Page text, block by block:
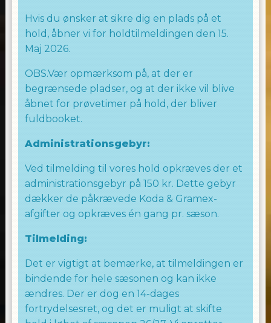
Hvis du ønsker at sikre dig en plads på et
hold, åbner vi for holdtilmeldingen den 15.
Maj 2026.
OBS.Vær opmærksom på, at der er
begrænsede pladser, og at der ikke vil blive
åbnet for prøvetimer på hold, der bliver
fuldbooket.
Administrationsgebyr:
Ved tilmelding til vores hold opkræves der et
administrationsgebyr på 150 kr. Dette gebyr
dækker de påkrævede Koda & Gramex-
afgifter og opkræves én gang pr. sæson.
Tilmelding:
Det er vigtigt at bemærke, at tilmeldingen er
bindende for hele sæsonen og kan ikke
ændres. Der er dog en 14-dages
fortrydelsesret, og det er muligt at skifte